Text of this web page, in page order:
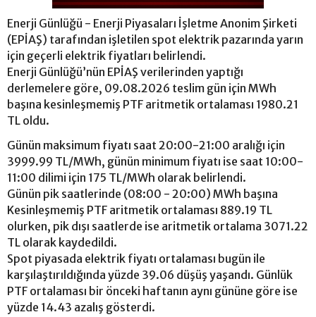
Enerji Günlüğü - Enerji Piyasaları İşletme Anonim Şirketi
(EPİAŞ) tarafından işletilen spot elektrik pazarında yarın
için geçerli elektrik fiyatları belirlendi.
Enerji Günlüğü’nün EPİAŞ verilerinden yaptığı
derlemelere göre, 09.08.2026 teslim gün için MWh
başına kesinleşmemiş PTF aritmetik ortalaması 1980.21
TL oldu.
Günün maksimum fiyatı saat 20:00-21:00 aralığı için
3999.99 TL/MWh, günün minimum fiyatı ise saat 10:00-
11:00 dilimi için 175 TL/MWh olarak belirlendi.
Günün pik saatlerinde (08:00 - 20:00) MWh başına
Kesinleşmemiş PTF aritmetik ortalaması 889.19 TL
olurken, pik dışı saatlerde ise aritmetik ortalama 3071.22
TL olarak kaydedildi.
Spot piyasada elektrik fiyatı ortalaması bugün ile
karşılaştırıldığında yüzde 39.06 düşüş yaşandı. Günlük
PTF ortalaması bir önceki haftanın aynı gününe göre ise
yüzde 14.43 azalış gösterdi.